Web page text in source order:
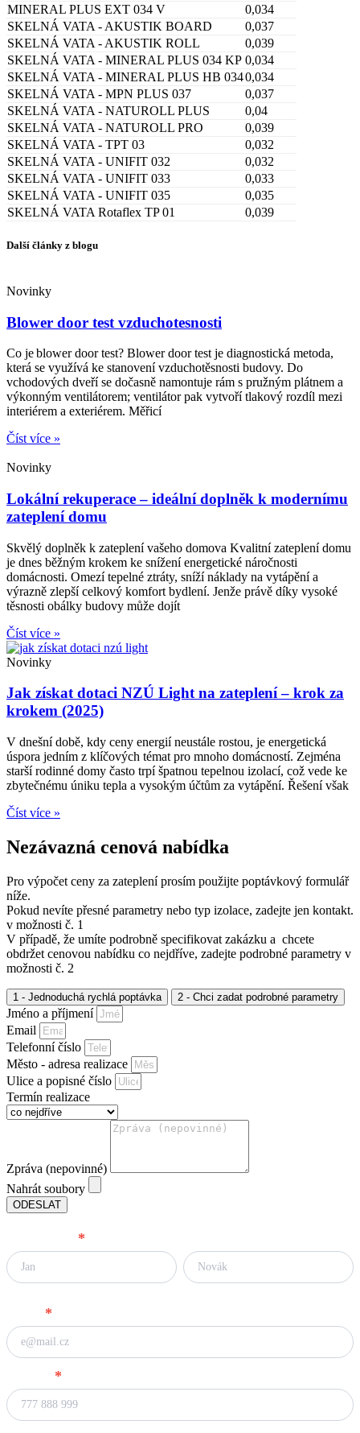
MINERAL PLUS EXT 034 V
0,034
SKELNÁ VATA - AKUSTIK BOARD
0,037
SKELNÁ VATA - AKUSTIK ROLL
0,039
SKELNÁ VATA - MINERAL PLUS 034 KP 0,034
SKELNÁ VATA - MINERAL PLUS HB 0340,034
SKELNÁ VATA - MPN PLUS 037
0,037
SKELNÁ VATA - NATUROLL PLUS
0,04
SKELNÁ VATA - NATUROLL PRO
0,039
SKELNÁ VATA - TPT 03
0,032
SKELNÁ VATA - UNIFIT 032
0,032
SKELNÁ VATA - UNIFIT 033
0,033
SKELNÁ VATA - UNIFIT 035
0,035
SKELNÁ VATA Rotaflex TP 01
0,039
Další články z blogu
Novinky
Blower door test vzduchotesnosti
Co je blower door test? Blower door test je diagnostická metoda,
která se využívá ke stanovení vzduchotěsnosti budovy. Do
vchodových dveří se dočasně namontuje rám s pružným plátnem a
výkonným ventilátorem; ventilátor pak vytvoří tlakový rozdíl mezi
interiérem a exteriérem. Měřicí
Číst více »
Novinky
Lokální rekuperace – ideální doplněk k modernímu
zateplení domu
Skvělý doplněk k zateplení vašeho domova Kvalitní zateplení domu
je dnes běžným krokem ke snížení energetické náročnosti
domácnosti. Omezí tepelné ztráty, sníží náklady na vytápění a
výrazně zlepší celkový komfort bydlení. Jenže právě díky vysoké
těsnosti obálky budovy může dojít
Číst více »
Novinky
Jak získat dotaci NZÚ Light na zateplení – krok za
krokem (2025)
V dnešní době, kdy ceny energií neustále rostou, je energetická
úspora jedním z klíčových témat pro mnoho domácností. Zejména
starší rodinné domy často trpí špatnou tepelnou izolací, což vede ke
zbytečnému úniku tepla a vysokým účtům za vytápění. Řešení však
Číst více »
Nezávazná cenová nabídka
Pro výpočet ceny za zateplení prosím použijte poptávkový formulář
níže.
Pokud nevíte přesné parametry nebo typ izolace, zadejte jen kontakt.
v možnosti č. 1
V případě, že umíte podrobně specifikovat zakázku a chcete
obdržet cenovou nabídku co nejdříve, zadejte podrobné parametry v
možnosti č. 2
1 - Jednoduchá rychlá poptávka 2 - Chci zadat podrobné parametry
Jméno a příjmení
Email
Telefonní číslo
Město - adresa realizace
Ulice a popisné číslo
Termín realizace
Zpráva (nepovinné)
Nahrát soubory
ODESLAT
kalkulačka
*
Jméno Příjmení
*
*